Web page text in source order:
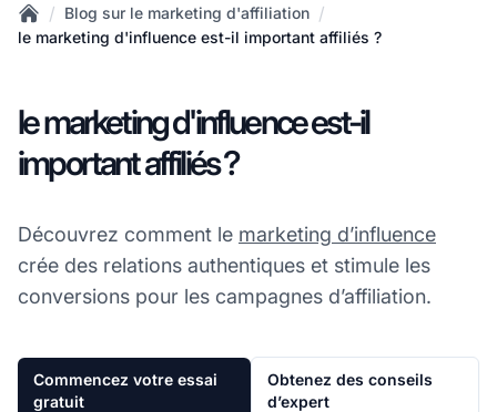
Home
/ Blog sur le marketing d'affiliation /
le marketing d'influence est-il important affiliés ?
le marketing d'influence est-il
important affiliés ?
Découvrez comment le marketing d’influence
crée des relations authentiques et stimule les
conversions pour les campagnes d’affiliation.
Commencez votre essai
gratuit
Obtenez des conseils
d’expert